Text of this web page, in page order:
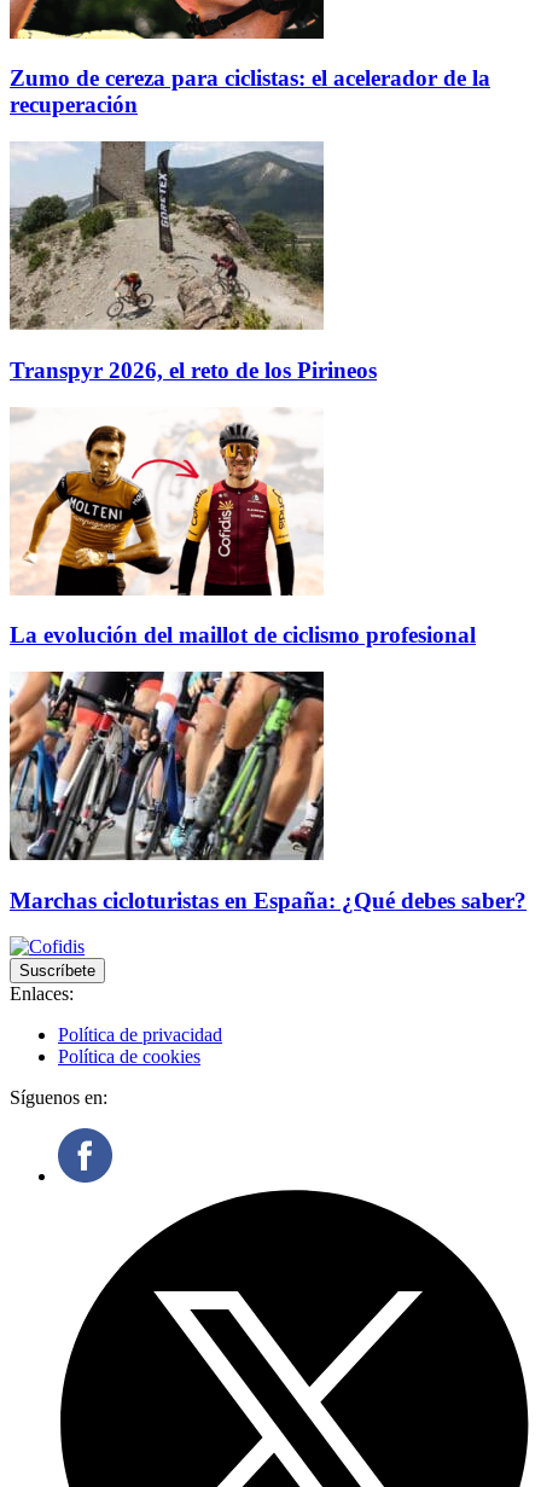
Zumo de cereza para ciclistas: el acelerador de la
recuperación
Transpyr 2026, el reto de los Pirineos
La evolución del maillot de ciclismo profesional
Marchas cicloturistas en España: ¿Qué debes saber?
Suscríbete
Enlaces:
Política de privacidad
Política de cookies
Síguenos en: